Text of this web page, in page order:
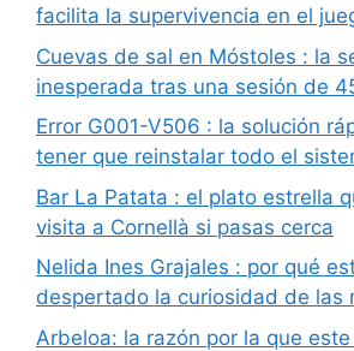
facilita la supervivencia en el
Cuevas de sal en Móstoles : la
inesperada tras una sesión de
Error G001-V506 : la solución
tener que reinstalar todo el
Bar La Patata : el plato estrella
visita a Cornellà si pasas cerca
Nelida Ines Grajales : por qué
despertado la curiosidad de las
Arbeloa: la razón por la que